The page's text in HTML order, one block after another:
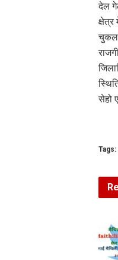
देल
चुकल
सेहो
Tags: